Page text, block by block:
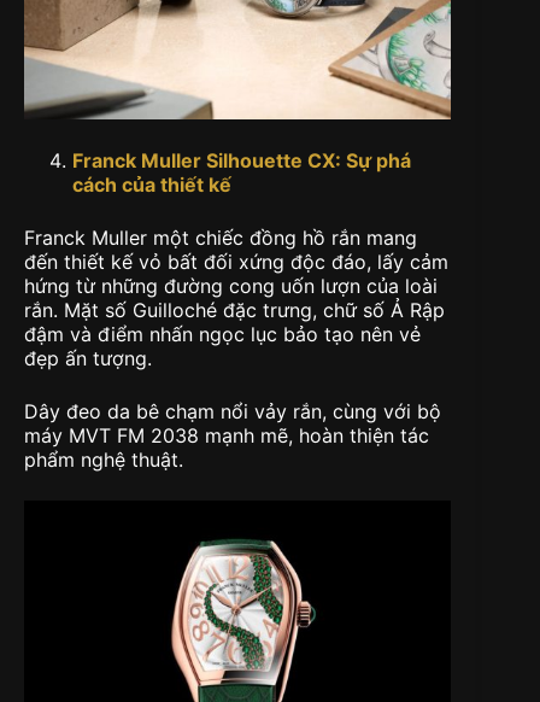
Franck Muller Silhouette CX: Sự phá
cách của thiết kế
Franck Muller một chiếc đồng hồ rắn mang
đến thiết kế vỏ bất đối xứng độc đáo, lấy cảm
hứng từ những đường cong uốn lượn của loài
rắn. Mặt số Guilloché đặc trưng, chữ số Ả Rập
đậm và điểm nhấn ngọc lục bảo tạo nên vẻ
đẹp ấn tượng.
Dây đeo da bê chạm nổi vảy rắn, cùng với bộ
máy MVT FM 2038 mạnh mẽ, hoàn thiện tác
phẩm nghệ thuật.